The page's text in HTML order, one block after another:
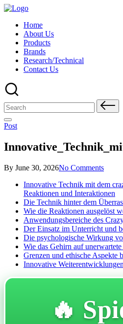
Skip
contentHome
About Us
Products
Brands
Research/Technical
Contact Us
Search
for:
Posted
Post
Posted
By June 30, 2026No Comments
Innovative Technik mit dem
Reaktionen und Interaktionen
Die Technik hinter dem
Wie die Reaktionen ausgelöst
Anwendungsbereiche des
Der Einsatz im Unterricht und
Die psychologische Wirkung
Wie das Gehirn auf
Grenzen und ethische Aspekte
Innovative
🔥